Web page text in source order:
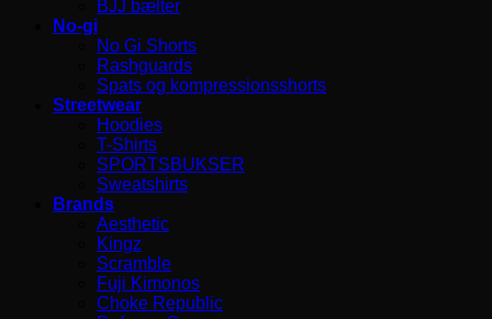
BJJ bælter
No-gi
No Gi Shorts
Rashguards
Spats og kompressionsshorts
Streetwear
Hoodies
T-Shirts
SPORTSBUKSER
Sweatshirts
Brands
Aesthetic
Kingz
Scramble
Fuji Kimonos
Choke Republic